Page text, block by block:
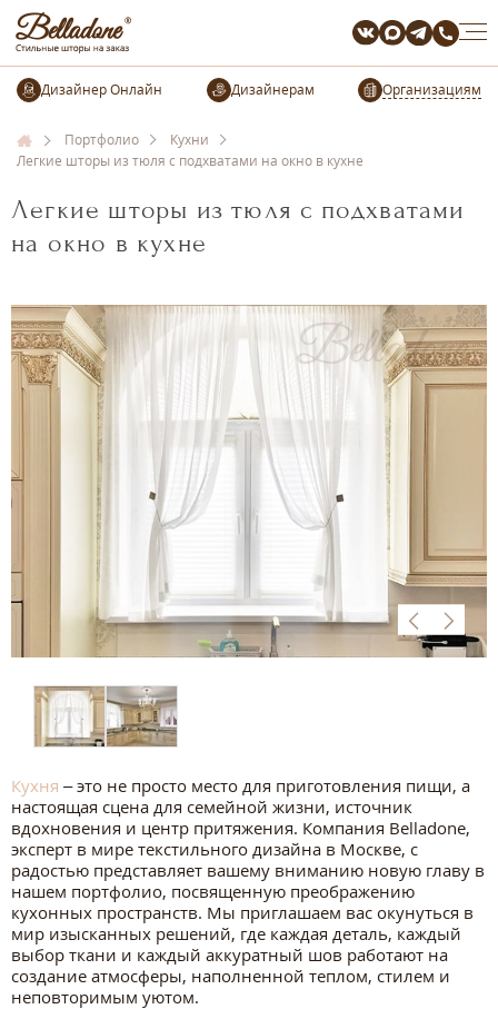
Организациям
Портфолио
Кухни
Легкие шторы из тюля с подхватами на окно в кухне
Легкие шторы из тюля с подхватами
на окно в кухне
Кухня – это не просто место для приготовления пищи, а
настоящая сцена для семейной жизни, источник
вдохновения и центр притяжения. Компания Belladone,
эксперт в мире текстильного дизайна в Москве, с
радостью представляет вашему вниманию новую главу в
нашем портфолио, посвященную преображению
кухонных пространств. Мы приглашаем вас окунуться в
мир изысканных решений, где каждая деталь, каждый
выбор ткани и каждый аккуратный шов работают на
создание атмосферы, наполненной теплом, стилем и
неповторимым уютом.